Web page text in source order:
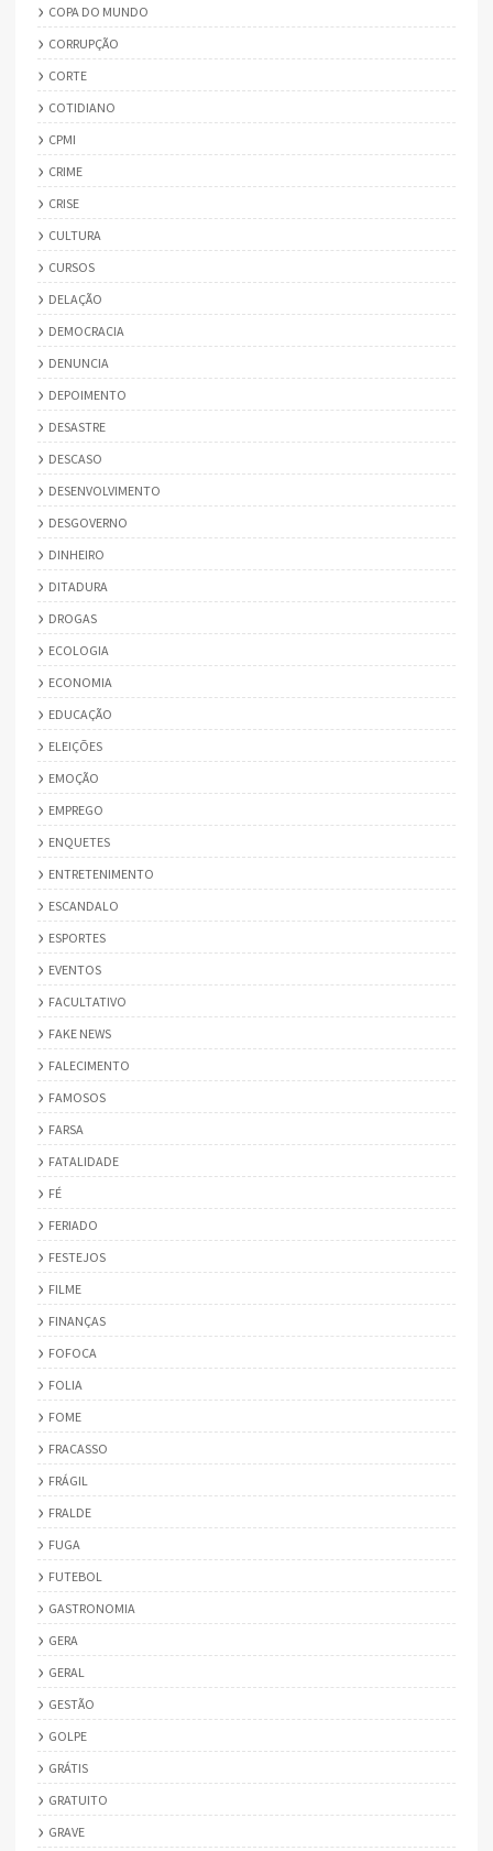
COPA DO MUNDO
CORRUPÇÃO
CORTE
COTIDIANO
CPMI
CRIME
CRISE
CULTURA
CURSOS
DELAÇÃO
DEMOCRACIA
DENUNCIA
DEPOIMENTO
DESASTRE
DESCASO
DESENVOLVIMENTO
DESGOVERNO
DINHEIRO
DITADURA
DROGAS
ECOLOGIA
ECONOMIA
EDUCAÇÃO
ELEIÇÕES
EMOÇÃO
EMPREGO
ENQUETES
ENTRETENIMENTO
ESCANDALO
ESPORTES
EVENTOS
FACULTATIVO
FAKE NEWS
FALECIMENTO
FAMOSOS
FARSA
FATALIDADE
FÉ
FERIADO
FESTEJOS
FILME
FINANÇAS
FOFOCA
FOLIA
FOME
FRACASSO
FRÁGIL
FRALDE
FUGA
FUTEBOL
GASTRONOMIA
GERA
GERAL
GESTÃO
GOLPE
GRÁTIS
GRATUITO
GRAVE